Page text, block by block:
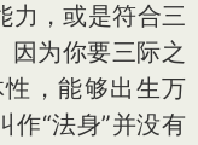
力，或是符合三
因为你要三际之
，能够出生万
作“法身”并没有